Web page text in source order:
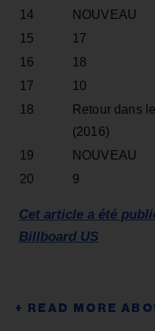
14
NOUVEAU
15
17
16
18
17
10
18
Retour dans
(2016)
19 NOUVEAU
20
9
Cet article a été
Billboard US